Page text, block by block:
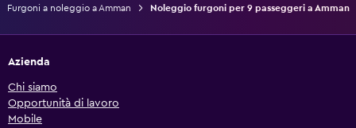
Furgoni a noleggio a Amman
Noleggio furgoni per 9 passeggeri a Amman
Azienda
Chi siamo
Opportunità di lavoro
Mobile